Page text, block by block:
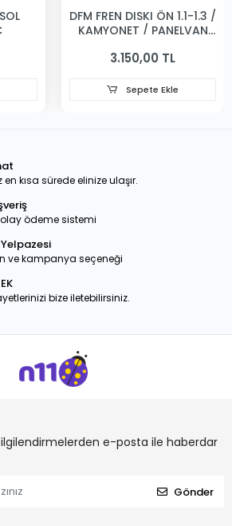
DFM FREN DISKI ÖN 1.1-1.3 /
KAMYONET / PANELVAN
3.150,00 TL
Sepete Ekle
kısa sürede elinize ulaşır.
ödeme sistemi
ve kampanya seçeneği
bize iletebilirsiniz.
e-posta ile haberdar
Gönder